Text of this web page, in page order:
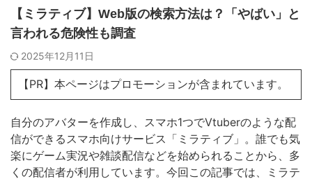
【ミラティブ】Web版の検索方法は？「やばい」と
言われる危険性も調査
2025年12月11日
【PR】本ページはプロモーションが含まれています。
自分のアバターを作成し、スマホ1つでVtuberのような配
信ができるスマホ向けサービス「ミラティブ」。誰でも気
楽にゲーム実況や雑談配信などを始められることから、多
くの配信者が利用しています。今回この記事では、ミラテ